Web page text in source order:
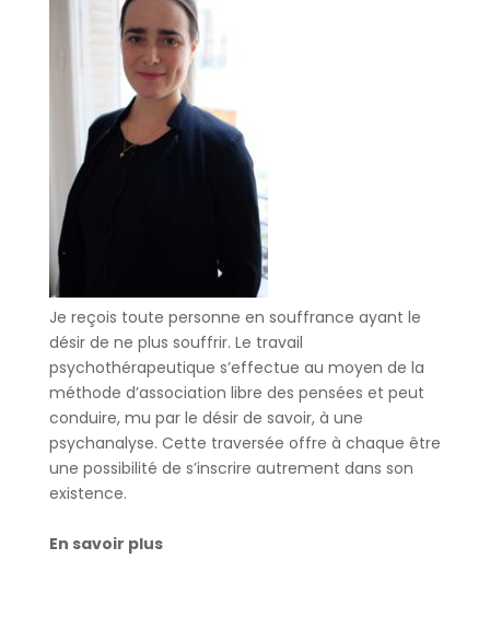
Je reçois toute personne en souffrance ayant le
désir de ne plus souffrir. Le travail
psychothérapeutique s’effectue au moyen de la
méthode d’association libre des pensées et peut
conduire, mu par le désir de savoir, à une
psychanalyse. Cette traversée offre à chaque être
une possibilité de s’inscrire autrement dans son
existence.
En savoir plus